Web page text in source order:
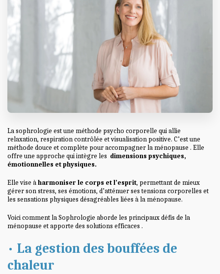
La sophrologie est une méthode psycho corporelle qui allie
relaxation, respiration contrôlée et visualisation positive. C’est une
méthode douce et complète pour accompagner la ménopause . Elle
offre une approche qui intègre les dimensions psychiques,
émotionnelles et physiques.
Elle vise àharmoniser le corps et l’esprit, permettant de mieux
gérer son stress, ses émotions, d’atténuer ses tensions corporelles et
les sensations physiques désagréables liées à la ménopause.
Voici comment la Sophrologie aborde les principaux défis de la
ménopause et apporte des solutions efficaces .
• La gestion des bouffées de
chaleur